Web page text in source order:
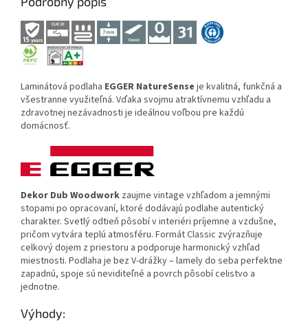
Laminátová podlaha EGGER NatureSense je kvalitná, funkčná a
všestranne využiteľná. Vďaka svojmu atraktívnemu vzhľadu a
zdravotnej nezávadnosti je ideálnou voľbou pre každú
domácnosť.
Dekor Dub Woodwork zaujme vintage vzhľadom a jemnými
stopami po opracovaní, ktoré dodávajú podlahe autentický
charakter. Svetlý odtieň pôsobí v interiéri príjemne a vzdušne,
pričom vytvára teplú atmosféru. Formát Classic zvýrazňuje
celkový dojem z priestoru a podporuje harmonický vzhľad
miestnosti. Podlaha je bez V-drážky – lamely do seba perfektne
zapadnú, spoje sú neviditeľné a povrch pôsobí celistvo a
jednotne.
Výhody: